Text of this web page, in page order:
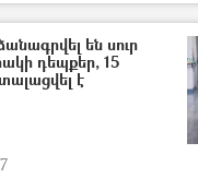
են սուր
դեպքեր, 15
է